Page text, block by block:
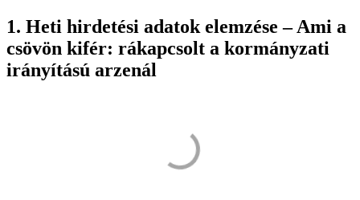
1. Heti hirdetési adatok elemzése – Ami a
csövön kifér: rákapcsolt a kormányzati
irányítású arzenál